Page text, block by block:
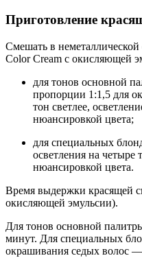
Приготовление
Смешать в неметаллической
Color Cream с окисляющей
для тонов основной
пропорции 1:1,5 для
тон светлее,
нюансировкой цвета;
для специальных
осветления на четыре
нюансировкой цвета.
Время выдержки красящей
окисляющей эмульсии).
Для тонов основной
минут. Для специальных
окрашивания седых волос